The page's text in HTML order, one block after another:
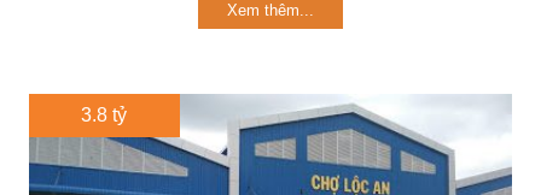
Xem thêm...
3.8 tỷ